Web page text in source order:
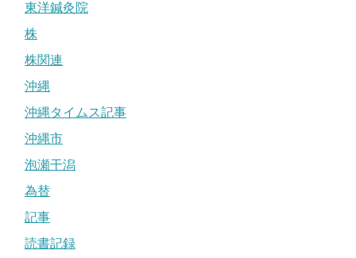
東洋鍼灸院
株
株関連
沖縄
沖縄タイムス記事
沖縄市
泡瀬干潟
為替
記事
読書記録